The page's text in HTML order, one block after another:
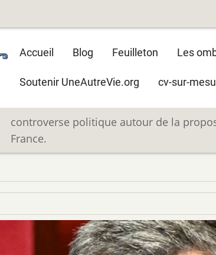
Main
navigation
Accueil Blog Feuilleton Les
Soutenir UneAutreVie.org cv-sur-
controverse politique autour de la
France.